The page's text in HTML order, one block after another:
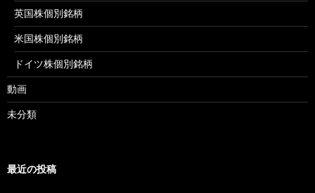
英国株個別銘柄
米国株個別銘柄
ドイツ株個別銘柄
動画
未分類
最近の投稿